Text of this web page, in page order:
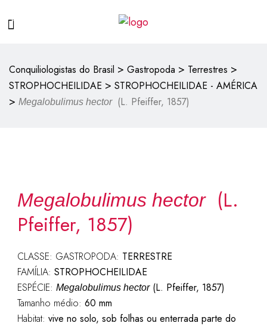
Conquiliologistas do Brasil > Gastropoda > Terrestres >
STROPHOCHEILIDAE > STROPHOCHEILIDAE - AMÉRICA
> Megalobulimus hector (L. Pfeiffer, 1857)
Megalobulimus hector (L.
Pfeiffer, 1857)
CLASSE: GASTROPODA: TERRESTRE
FAMÍLIA: STROPHOCHEILIDAE
ESPÉCIE: Megalobulimus hector(L. Pfeiffer, 1857)
Tamanho médio: 60 mm
Habitat: vive no solo, sob folhas ou enterrada parte do